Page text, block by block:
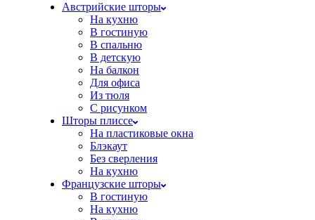
Австрийские шторы
На кухню
В гостиную
В спальню
В детскую
На балкон
Для офиса
Из тюля
С рисунком
Шторы плиссе
На пластиковые окна
Блэкаут
Без сверления
На кухню
Французские шторы
В гостиную
На кухню